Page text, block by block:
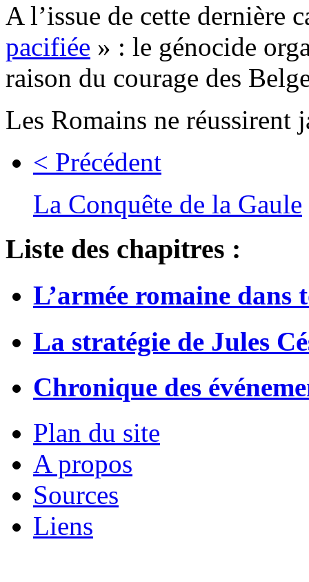
A l’issue de cette dernière
pacifiée » : le génocide
raison du courage des
Les Romains ne
< Précédent
La Conquête de la Gaule
Liste des chapitres :
L’armée romaine dans
La stratégie de Jules
Chronique des
Plan du site
A propos
Sources
Liens